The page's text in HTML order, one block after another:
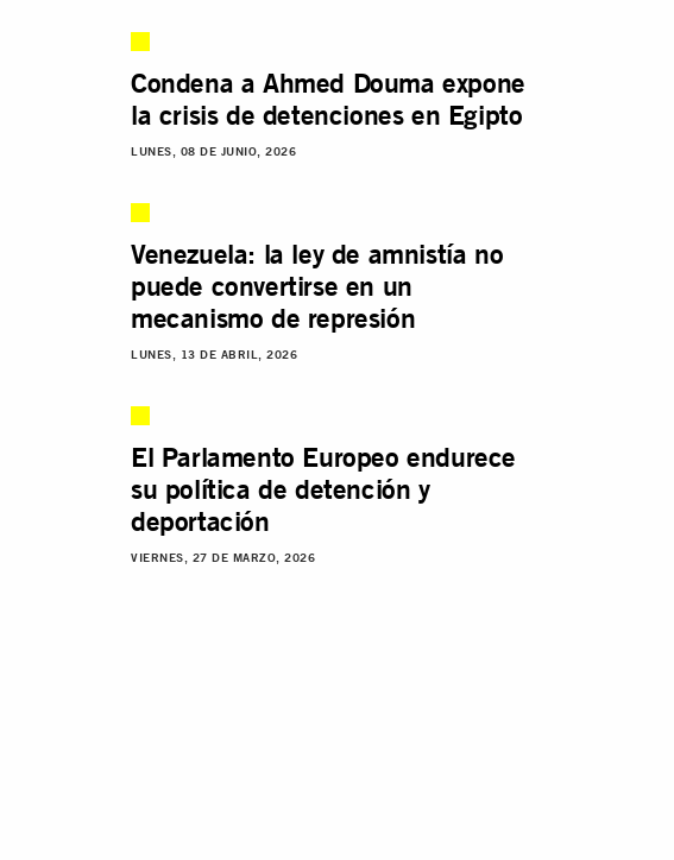
Condena a Ahmed Douma expone
la crisis de detenciones en Egipto
LUNES, 08 DE JUNIO, 2026
Venezuela: la ley de amnistía no
puede convertirse en un
mecanismo de represión
LUNES, 13 DE ABRIL, 2026
El Parlamento Europeo endurece
su política de detención y
deportación
VIERNES, 27 DE MARZO, 2026